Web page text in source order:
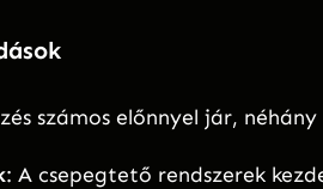
számos előnnyel jár, néhány
: A csepegtető rendszerek